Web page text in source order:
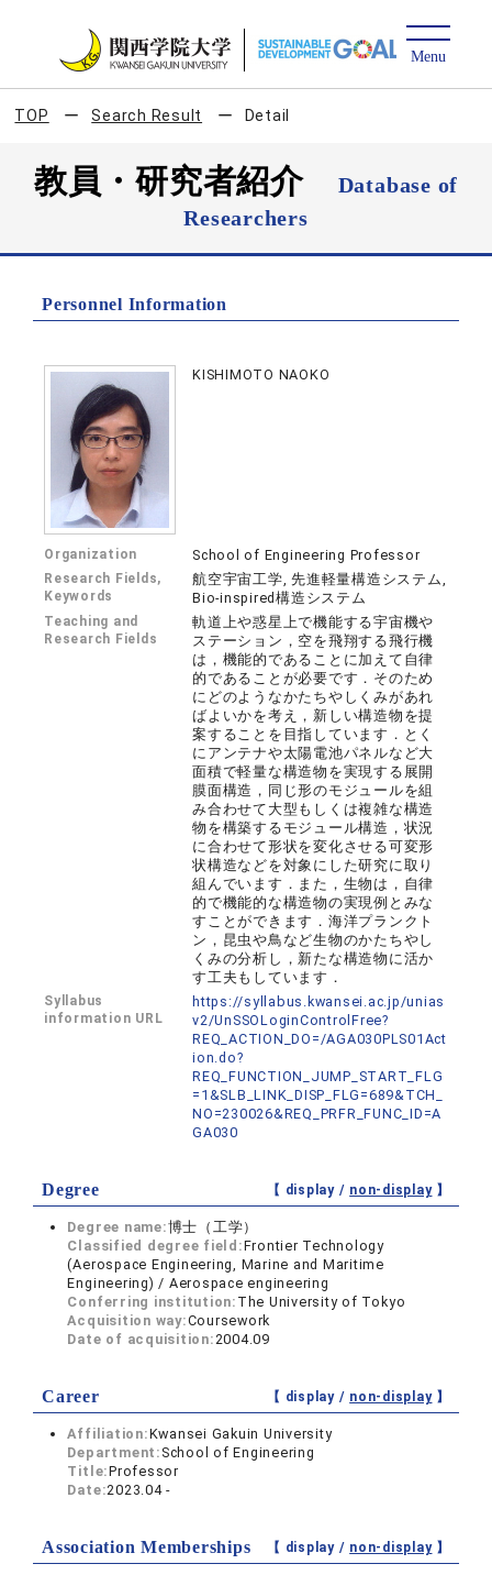
TOP Search Result Detail
教員・研究者紹介
Database of
Researchers
Personnel Information
KISHIMOTO NAOKO
Organization School of Engineering Professor
Research Fields,
Keywords
航空宇宙工学, 先進軽量構造システム,
Bio-inspired構造システム
Teaching and
Research Fields
軌道上や惑星上で機能する宇宙機や
ステーション，空を飛翔する飛行機
は，機能的であることに加えて自律
的であることが必要です．そのため
にどのようなかたちやしくみがあれ
ばよいかを考え，新しい構造物を提
案することを目指しています．とく
にアンテナや太陽電池パネルなど大
面積で軽量な構造物を実現する展開
膜面構造，同じ形のモジュールを組
み合わせて大型もしくは複雑な構造
物を構築するモジュール構造，状況
に合わせて形状を変化させる可変形
状構造などを対象にした研究に取り
組んでいます．また，生物は，自律
的で機能的な構造物の実現例とみな
すことができます．海洋プランクト
ン，昆虫や鳥など生物のかたちやし
くみの分析し，新たな構造物に活か
す工夫もしています．
Syllabus
information URL
https://syllabus.kwansei.ac.jp/unias
v2/UnSSOLoginControlFree?
REQ_ACTION_DO=/AGA030PLS01Act
ion.do?
REQ_FUNCTION_JUMP_START_FLG
=1&SLB_LINK_DISP_FLG=689&TCH_
NO=230026&REQ_PRFR_FUNC_ID=A
GA030
Degree 【 display / non-display】
Degree name:博士（工学）
Classified degree field:Frontier Technology
(Aerospace Engineering, Marine and Maritime
Engineering) / Aerospace engineering
Conferring institution: The University of Tokyo
Acquisition way:Coursework
Date of acquisition:2004.09
Career 【 display / non-display】
Affiliation:Kwansei Gakuin University
Department: School of Engineering
Title:Professor
Date:2023.04 -
Association Memberships 【 display / non-display】